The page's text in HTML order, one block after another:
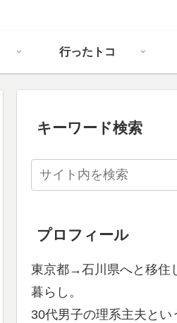
行ったトコ
キーワード検索
プロフィール
東京都→石川県へと移住
暮らし。
30代男子の理系主夫とい